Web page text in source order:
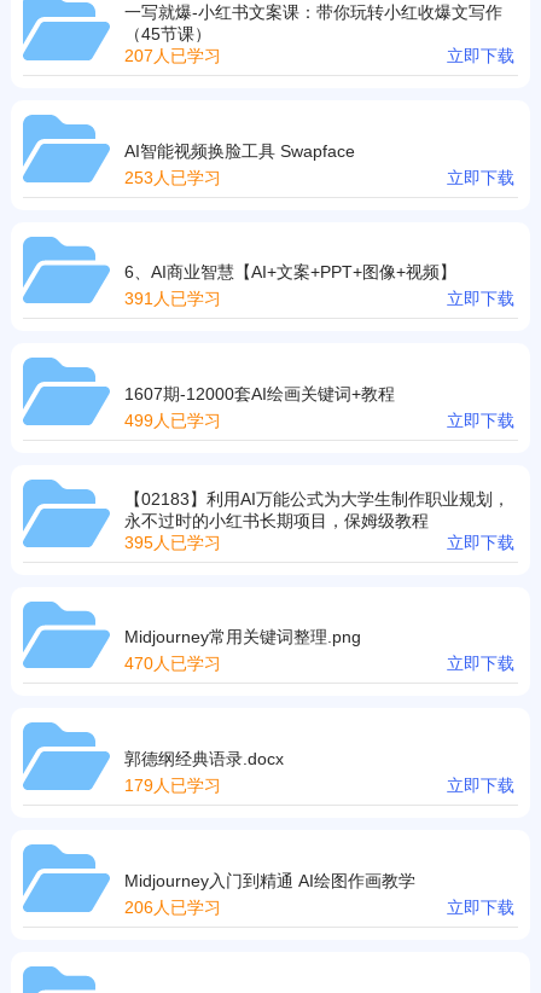
一写就爆-小红书文案课：带你玩转小红收爆文写作
（45节课）
207人已学习
立即下载
AI智能视频换脸工具 Swapface
253人已学习
立即下载
6、AI商业智慧【AI+文案+PPT+图像+视频】
391人已学习
立即下载
1607期-12000套AI绘画关键词+教程
499人已学习
立即下载
【02183】利用AI万能公式为大学生制作职业规划，
永不过时的小红书长期项目，保姆级教程
395人已学习
立即下载
Midjourney常用关键词整理.png
470人已学习
立即下载
郭德纲经典语录.docx
179人已学习
立即下载
Midjourney入门到精通 AI绘图作画教学
206人已学习
立即下载